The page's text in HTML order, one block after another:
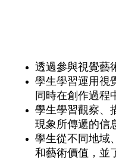
透過參與視覺藝
學生學習運用視
同時在創作過程
學生學習觀察、
現象所傳遞的信
學生從不同地域
和藝術價值，並